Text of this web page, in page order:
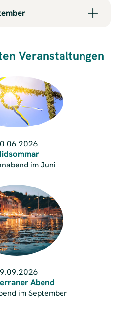
Veranstaltungen
im Juni
Abend
im September